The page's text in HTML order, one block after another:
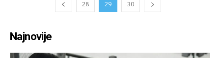
28 29 30
Najnovije